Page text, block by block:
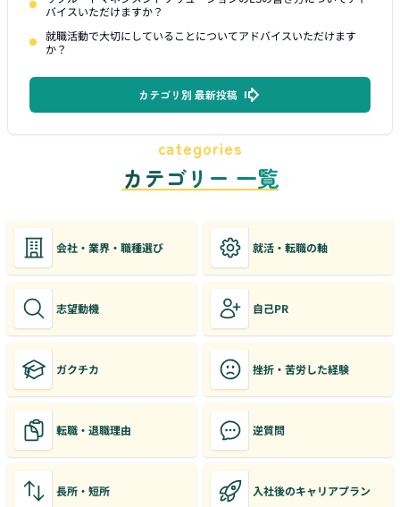
バイスいただけますか？
就職活動で大切にしていることについてアドバイスいただけます
か？
カテゴリ別 最新投稿
categories
カテゴリー 一覧
会社・業界・職種選び 就活・転職の軸
志望動機 自己PR
ガクチカ 挫折・苦労した経験
転職・退職理由 逆質問
長所・短所 入社後のキャリアプラン